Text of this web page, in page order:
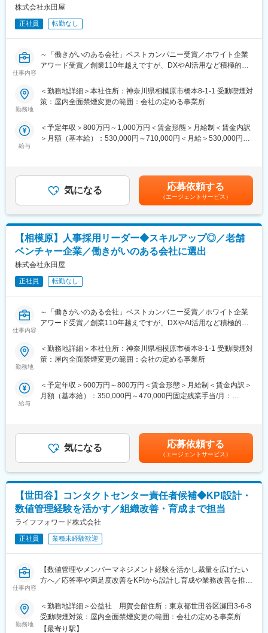
応、通知・演出・運営のご提案、手配、前日設営、当日の運営ま
でのトータルサポート）
※営業手法：主にDMを活用（飛び込み訪問や新規架電などはあり
ません）
※担当エリア：一都三県中心（地方は年に数件程度あり）
※移動手段：公共交通機関
※お別れの会のイメージ
例 会場：例 会場：都内主要ホテル／規模：200名～2,000
■顧客推進事例
（4）弔事対応全般のリスクマネジメントに関するご相談対応・勉
強会の開催など（NDA契約締結）
（5）追悼セレモニーの受託
■魅力
数多くの実績と経験があり、お別れの会において他社の追随を許
していません。
プロとして失敗が許されない緊張感はありますが、とてもやりが
いのある仕事です。
■配属
法人営業部への配属となります。
現在は部長・課長を含め10名（男性9名・女性1名：事務）、年齢
は30代～60代のメンバーが在籍しています。
変更の範囲：会社の定める業務
株式会社永田屋
正社員 転勤なし
仕事内容
～「働きがいのある会社」ベストカンパニー受賞／ホワイト企業
アワード受賞／創業110年越えですが、DXやAI活用など積極的な
取り組む創業110年以上の当社にて、人材開発部の室長候補ポジ
ションの方を募集します。
設計など）
・経営陣や外部コンサルとの戦略会議への参画、KPI設計
・人材育成・評価制度など、人事全般への関与
現在は経営陣が採用戦略の設計を担っている状況ですが、
実行を通じて理解を深めながら、徐々に戦略立案にも携わってい
ただくことを期待しています。
※年間10名前後の新卒採用を安定的に実現
※採用経路は多岐にわたり、改善余地・挑戦余地あり
■魅力点：
経営者です。しっかりとした人事制度・評価制度を構築してお
り、採用を重要視している経営者の元で仕事ができます。
■組織構成：
現在人材開発室長（兼務者）下、採用担当者が1名おります。
当社は、超高齢社会を迎える日本において、「人生100年時代に
おける社会課題解決企業」として、ライフエンディング領域の課
き家再生・身元保証など、幅広い事業を展開しています。現在、
年商31億円規模。2034年に年商100億円を目指し、新規事業の立
ち上げやM&A、自治体との包括連携など、事業拡大を加速させて
います。
■当社の人事に関する取り組みのメディア出演実績
「人的新法経営・採用育成について」 日経ビジネス様よりインタ
ビュー
「【就職戦線】冠婚葬祭部門で3年連続トップ10入り 相模原市の
勤務地
＜勤務地詳細＞本社住所：神奈川県相模原市橋本8-1-1 受動喫煙対
策：屋内全面禁煙変更の範囲：会社の定める事業所
給与
＜予定年収＞800万円～1,000万円＜賃金形態＞月給制＜賃金内訳
＞月額（基本給）：530,000円～710,000円＜月給＞530,000円～
があります。月給(月額)は固定手当を含めた表記です。
気になる 応募依頼する
（エージェントサービス）
【相模原】人事採用リーダー◆スキルアップ◎／老舗
ベンチャー企業／働きがいのある会社に選出
株式会社永田屋
正社員 転勤なし
仕事内容
～「働きがいのある会社」ベストカンパニー受賞／ホワイト企業
アワード受賞／創業110年越えですが、DXやAI活用など積極的な
取り組む創業110年以上の当社にて、人材開発部の採用部門のリ
ーダー～マネージャーポジションの方を募集します。
でを一貫してお任せします。
経営陣や外部パートナーと連携しながら、採用の現場を動かして
いく立場となります。
・新卒・中途採用の実行管理（スケジュール管理、選考オペレー
ション、候補者対応など）
・採用媒体・合同説明会・スカウト媒体・インターン特化メディ
アなどの選定・運用
・人事チームやインターン担当社員のマネジメント・育成
・採用広報・ブランディング施策の実行推進
・KPI管理・採用データの集計と改善提案
※年間約2,000名の応募者（新卒・中途共に）あり
※人気企業ランキング入りの実績あり
※採用経路は多岐にわたり、改善余地・挑戦余地あり
■魅力点：
勤務地
＜勤務地詳細＞本社住所：神奈川県相模原市橋本8-1-1 受動喫煙対
策：屋内全面禁煙変更の範囲：会社の定める事業所
給与
＜予定年収＞600万円～800万円＜賃金形態＞月給制＜賃金内訳＞
月額（基本給）：350,000円～470,000円固定残業手当/月：
経験やスキルを考慮して決定します。■昇給：年1回■賞与：年2回
※実績賃金はあくまでも目安の金額であり、選考を通じて上下する
可能性があります。月給(月額)は固定手当を含めた表記です。
気になる 応募依頼する
（エージェントサービス）
【世田谷】コンタクトセンター責任者候補◆KPI設計・
数値管理経験を活かす／組織改善・育成まで担当
ライフフォワード株式会社
正社員 業種未経験歓迎
仕事内容
【数値管理やメンバーマネジメント経験を活かし裁量を広げたい
方へ／応答率や満足度改善をKPIから設計し育成や業務改善を推進
■業務内容：
燦ホールディングスグループの一員としてライフエンディング領
勤務地
＜勤務地詳細＞公益社 用賀会館住所：東京都世田谷区瀬田3-6-8
受動喫煙対策：屋内全面禁煙変更の範囲：会社の定める事業所
【最寄り駅】